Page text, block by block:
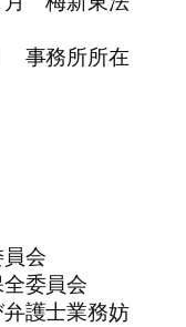
事務所所在
会
委員会
護士業務妨